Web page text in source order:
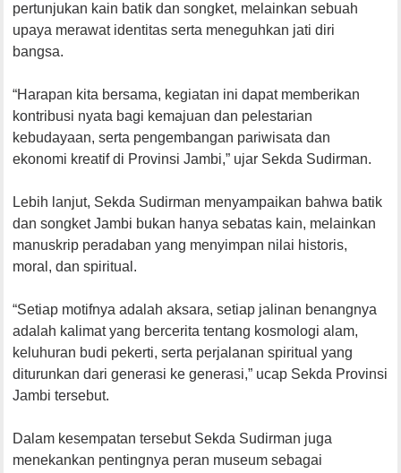
pertunjukan kain batik dan songket, melainkan sebuah
upaya merawat identitas serta meneguhkan jati diri
bangsa.
“Harapan kita bersama, kegiatan ini dapat memberikan
kontribusi nyata bagi kemajuan dan pelestarian
kebudayaan, serta pengembangan pariwisata dan
ekonomi kreatif di Provinsi Jambi,” ujar Sekda Sudirman.
Lebih lanjut, Sekda Sudirman menyampaikan bahwa batik
dan songket Jambi bukan hanya sebatas kain, melainkan
manuskrip peradaban yang menyimpan nilai historis,
moral, dan spiritual.
“Setiap motifnya adalah aksara, setiap jalinan benangnya
adalah kalimat yang bercerita tentang kosmologi alam,
keluhuran budi pekerti, serta perjalanan spiritual yang
diturunkan dari generasi ke generasi,” ucap Sekda Provinsi
Jambi tersebut.
Dalam kesempatan tersebut Sekda Sudirman juga
menekankan pentingnya peran museum sebagai